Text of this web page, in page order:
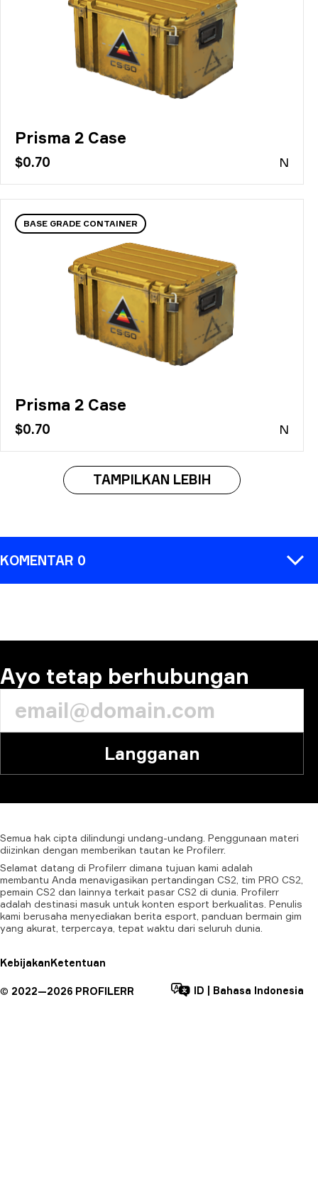
Prisma 2 Case
$0.70 N
BASE GRADE CONTAINER
Prisma 2 Case
$0.70 N
TAMPILKAN LEBIH
KOMENTAR 0
Ayo tetap berhubungan
Langganan
Semua hak cipta dilindungi undang-undang. Penggunaan materi
diizinkan dengan memberikan tautan ke Profilerr.
Selamat datang di Profilerr dimana tujuan kami adalah
membantu Anda menavigasikan pertandingan CS2, tim PRO CS2,
pemain CS2 dan lainnya terkait pasar CS2 di dunia. Profilerr
adalah destinasi masuk untuk konten esport berkualitas. Penulis
kami berusaha menyediakan berita esport, panduan bermain gim
yang akurat, terpercaya, tepat waktu dari seluruh dunia.
KebijakanKetentuan
© 2022—2026 PROFILERR ID Bahasa Indonesia